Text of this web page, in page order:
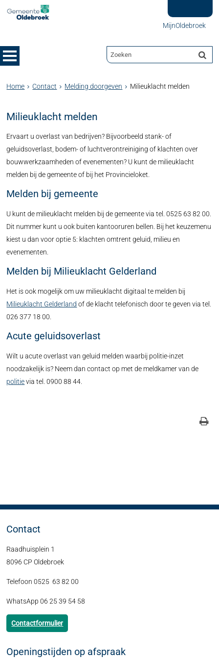
MijnOldebroek
Home Contact Melding doorgeven Milieuklacht melden
Milieuklacht melden
Ervaart u overlast van bedrijven? Bijvoorbeeld stank- of
geluidsoverlast, bodem- of luchtverontreiniging of klachten over
bouwwerkzaamheden of evenementen? U kunt de milieuklacht
melden bij de gemeente of bij het Provincieloket.
Melden bij gemeente
U kunt de milieuklacht melden bij de gemeente via tel. 0525 63 82 00.
Dit nummer kunt u ook buiten kantooruren bellen. Bij het keuzemenu
kiest u dan voor optie 5: klachten omtrent geluid, milieu en
evenementen.
Melden bij Milieuklacht Gelderland
Het is ook mogelijk om uw milieuklacht digitaal te melden bij
Milieuklacht Gelderland of de klacht telefonisch door te geven via tel.
026 377 18 00.
Acute geluidsoverlast
Wilt u acute overlast van geluid melden waarbij politie-inzet
noodzakelijk is? Neem dan contact op met de meldkamer van de
politievia tel. 0900 88 44.
Contact
Raadhuisplein 1
8096 CP Oldebroek
Telefoon 0525 63 82 00
WhatsApp 06 25 39 54 58
Contactformulier
Openingstijden op afspraak